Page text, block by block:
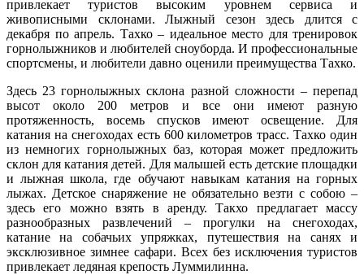
привлекает туристов высоким уровнем сервиса и
живописными склонами. Лыжный сезон здесь длится с
декабря по апрель. Тахко – идеальное место для тренировок
горнолыжников и любителей сноуборда. И профессиональные
спортсмены, и любители давно оценили преимущества Тахко.
Здесь 23 горнолыжных склона разной сложности – перепад
высот около 200 метров и все они имеют разную
протяженность, восемь спусков имеют освещение. Для
катания на снегоходах есть 600 километров трасс. Тахко один
из немногих горнолыжных баз, которая может предложить
склон для катания детей. Для малышей есть детские площадки
и лыжная школа, где обучают навыкам катания на горных
лыжах. Детское снаряжение не обязательно везти с собою –
здесь его можно взять в аренду. Такхо предлагает массу
разнообразных развлечений – прогулки на снегоходах,
катание на собачьих упряжках, путешествия на санях и
эксклюзивное зимнее сафари. Всех без исключения туристов
привлекает ледяная крепость Луммилинна.